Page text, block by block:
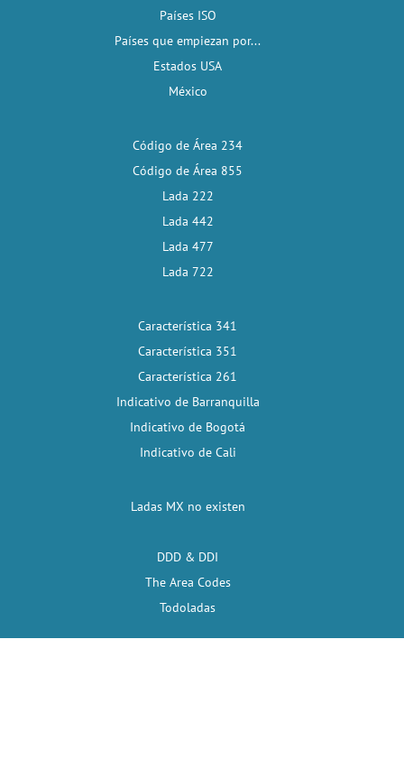
Países ISO
Países que empiezan por...
Estados USA
México
Código de Área 234
Código de Área 855
Lada 222
Lada 442
Lada 477
Lada 722
Característica 341
Característica 351
Característica 261
Indicativo de Barranquilla
Indicativo de Bogotá
Indicativo de Cali
Ladas MX no existen
DDD & DDI
The Area Codes
Todoladas